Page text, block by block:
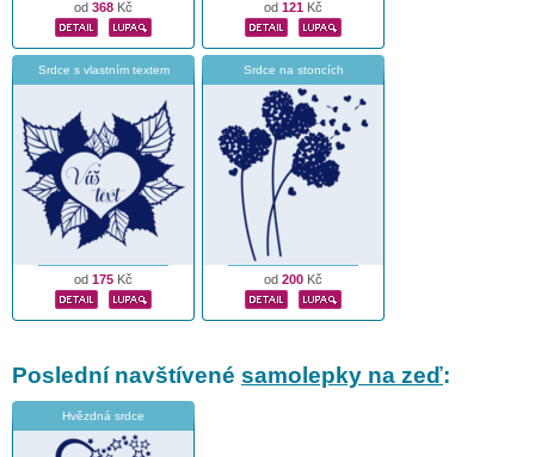
od 368 Kč od 121 Kč
Srdce s vlastním textem
od 175 Kč
Srdce na stoncích
od 200 Kč
Poslední navštívené samolepky na zeď:
Hvězdná srdce